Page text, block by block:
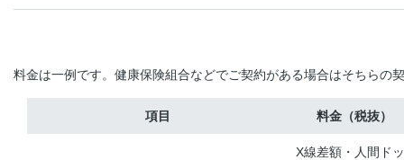
料金は一例です。健康保険組合などでご契約がある場合はそちらの
項目 料金（税抜）
X線差額・人間ド